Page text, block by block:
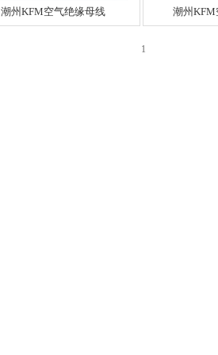
潮州KFM空气绝缘母线 潮州KFM
1